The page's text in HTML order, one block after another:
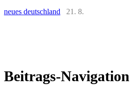
neues deutschland 21. 8.
Beitrags-Navigation